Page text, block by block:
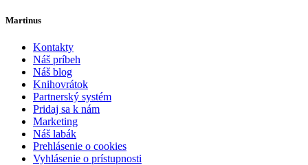
Martinus
Kontakty
Náš príbeh
Náš blog
Knihovrátok
Partnerský systém
Pridaj sa k nám
Marketing
Náš labák
Prehlásenie o cookies
Vyhlásenie o prístupnosti